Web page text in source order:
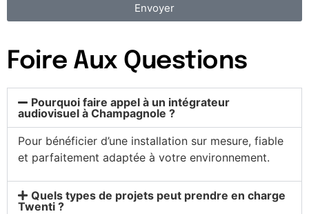
Envoyer
Foire Aux Questions
Pourquoi faire appel à un intégrateur
audiovisuel à Champagnole ?
Pour bénéficier d’une installation sur mesure, fiable
et parfaitement adaptée à votre environnement.
Quels types de projets peut prendre en charge
Twenti ?